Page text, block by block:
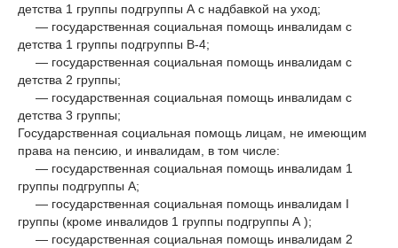
детства 1 группы подгруппы А с надбавкой на уход;
— государственная социальная помощь инвалидам с
детства 1 группы подгруппы В-4;
— государственная социальная помощь инвалидам с
детства 2 группы;
— государственная социальная помощь инвалидам с
детства 3 группы;
Государственная социальная помощь лицам, не имеющим
права на пенсию, и инвалидам, в том числе:
— государственная социальная помощь инвалидам 1
группы подгруппы А;
— государственная социальная помощь инвалидам I
группы (кроме инвалидов 1 группы подгруппы А );
— государственная социальная помощь инвалидам 2